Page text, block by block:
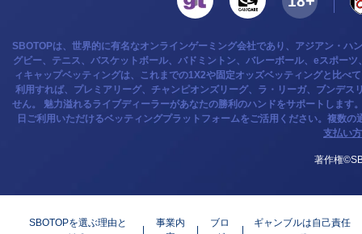
SBOTOPは、世界的に有名なオンラインゲーミング会社であり、アジアン・ハ
グビー、テニス、バスケットボール、バドミントン、バレーボール、eスポー
ィキャップベッティングは、これまでの1X2や固定オッズベッティングと比
利用すれば、プレミアリーグ、チャンピオンズリーグ、ラ・リーガ、ブンデ
せん。 魅力溢れるライブディーラーがあなたの勝利のハンドをサポートします
日ご利用いただけるベッティングプラットフォームをご活用ください。複数
支払い
著作権
SBOTOPを選ぶ理由と
事業内
ブロ
ギャンブルは自己責任